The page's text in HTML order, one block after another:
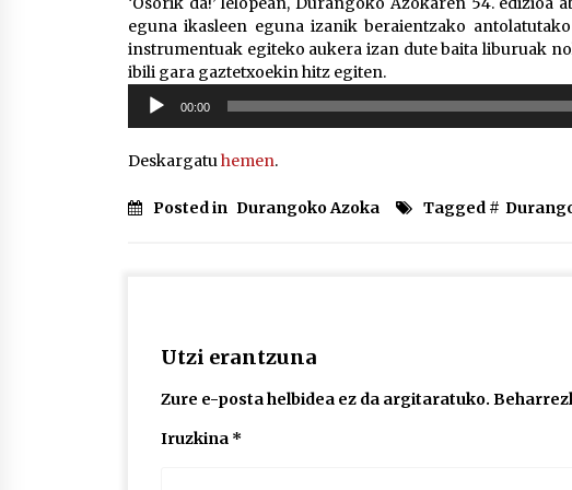
eguna ikasleen eguna izanik beraientzako
instrumentuak egiteko aukera izan dute baita liburuak
ibili gara gaztetxoekin hitz egiten.
Soinu
erreproduzigailua
00:00
Deskargatuhemen.
Posted in Durangoko Azoka Tagged #
Utzi erantzuna
Zure e-posta helbidea ez da argitaratuko.
Iruzkina *